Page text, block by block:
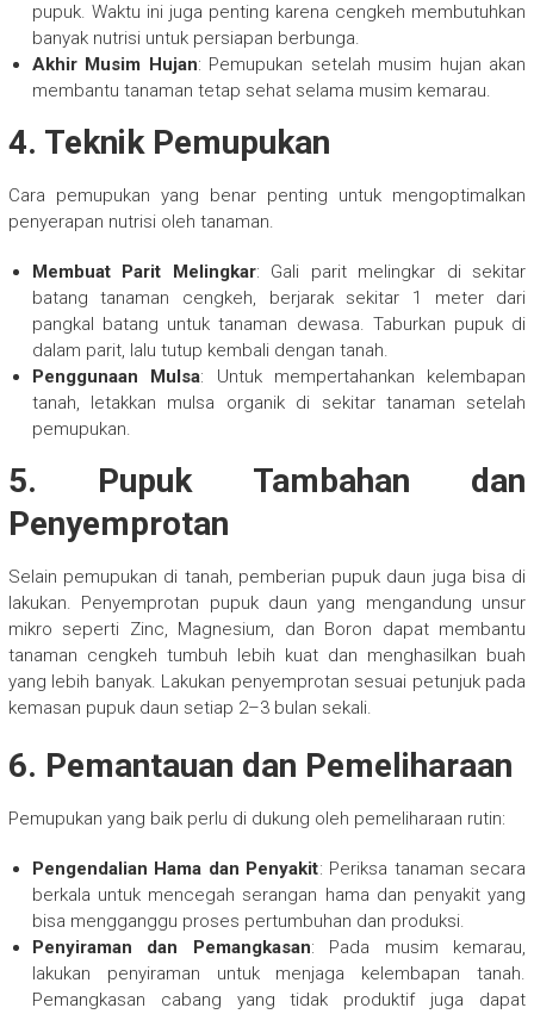
pupuk. Waktu ini juga penting karena cengkeh membutuhkan
banyak nutrisi untuk persiapan berbunga.
Akhir Musim Hujan: Pemupukan setelah musim hujan akan
membantu tanaman tetap sehat selama musim kemarau.
4. Teknik Pemupukan
Cara pemupukan yang benar penting untuk mengoptimalkan
penyerapan nutrisi oleh tanaman.
Membuat Parit Melingkar: Gali parit melingkar di sekitar
batang tanaman cengkeh, berjarak sekitar 1 meter dari
pangkal batang untuk tanaman dewasa. Taburkan pupuk di
dalam parit, lalu tutup kembali dengan tanah.
Penggunaan Mulsa: Untuk mempertahankan kelembapan
tanah, letakkan mulsa organik di sekitar tanaman setelah
pemupukan.
5. Pupuk Tambahan dan
Penyemprotan
Selain pemupukan di tanah, pemberian pupuk daun juga bisa di
lakukan. Penyemprotan pupuk daun yang mengandung unsur
mikro seperti Zinc, Magnesium, dan Boron dapat membantu
tanaman cengkeh tumbuh lebih kuat dan menghasilkan buah
yang lebih banyak. Lakukan penyemprotan sesuai petunjuk pada
kemasan pupuk daun setiap 2–3 bulan sekali.
6. Pemantauan dan Pemeliharaan
Pemupukan yang baik perlu di dukung oleh pemeliharaan rutin:
Pengendalian Hama dan Penyakit: Periksa tanaman secara
berkala untuk mencegah serangan hama dan penyakit yang
bisa mengganggu proses pertumbuhan dan produksi.
Penyiraman dan Pemangkasan: Pada musim kemarau,
lakukan penyiraman untuk menjaga kelembapan tanah.
Pemangkasan cabang yang tidak produktif juga dapat